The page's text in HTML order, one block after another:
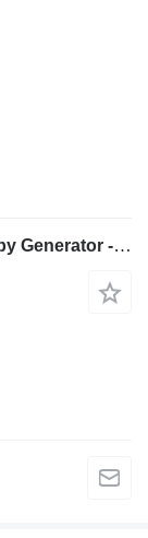
Caterpillar DE1500GC - 1500kVA Standby Generator - DPX-18229-O